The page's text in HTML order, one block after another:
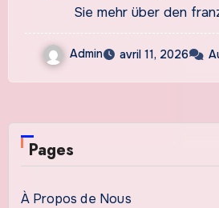
Sie mehr über den
Admin avril 11, 2026
Pages
À Propos de Nous